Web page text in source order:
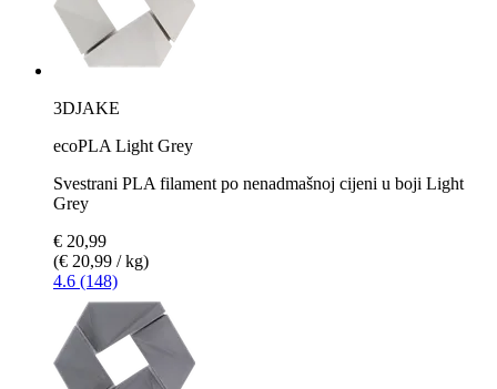
3DJAKE
ecoPLA Light Grey
Svestrani PLA filament po nenadmašnoj cijeni u boji Light
Grey
€ 20,99
(€ 20,99 / kg)
4.6 (148)